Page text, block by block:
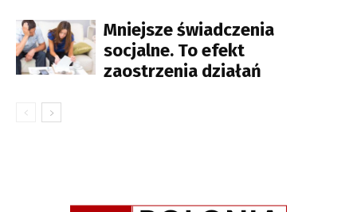
Mniejsze świadczenia
socjalne. To efekt
zaostrzenia działań